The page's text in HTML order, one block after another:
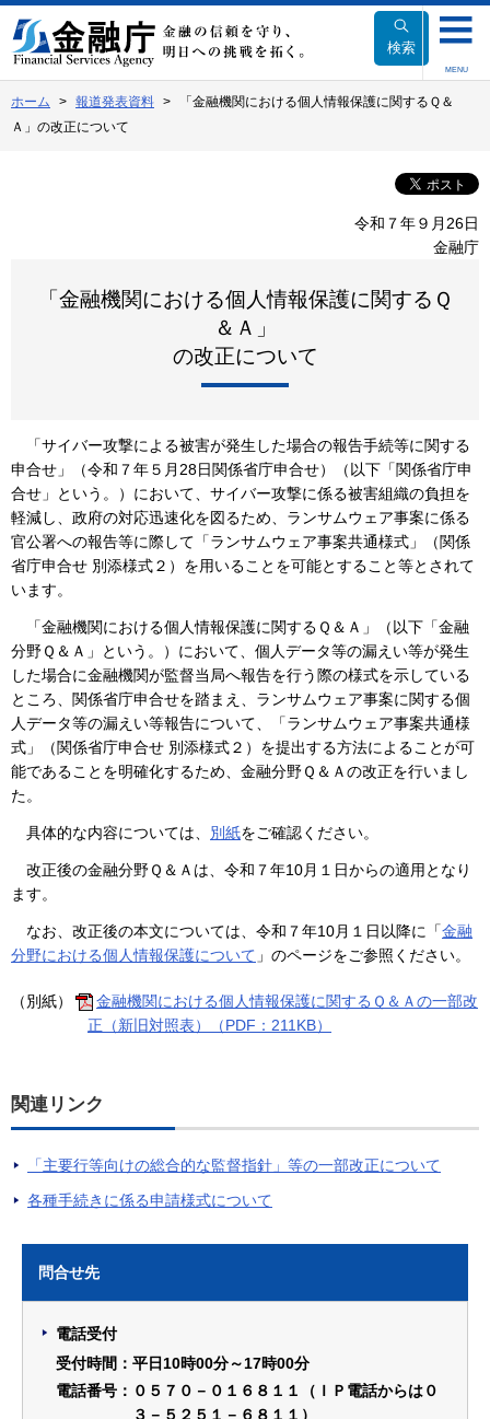
文
へ
動
検索
MENU
ホーム 報道発表資料
「金融機関における個人情報保護に関するＱ＆
Ａ」の改正について
令和７年９月26日
金融庁
「金融機関における個人情報保護に関するＱ
＆Ａ」
の改正について
「サイバー攻撃による被害が発生した場合の報告手続等に関する
申合せ」（令和７年５月28日関係省庁申合せ）（以下「関係省庁申
合せ」という。）において、サイバー攻撃に係る被害組織の負担を
軽減し、政府の対応迅速化を図るため、ランサムウェア事案に係る
官公署への報告等に際して「ランサムウェア事案共通様式」（関係
省庁申合せ 別添様式２）を用いることを可能とすること等とされて
います。
「金融機関における個人情報保護に関するＱ＆Ａ」（以下「金融
分野Ｑ＆Ａ」という。）において、個人データ等の漏えい等が発生
した場合に金融機関が監督当局へ報告を行う際の様式を示している
ところ、関係省庁申合せを踏まえ、ランサムウェア事案に関する個
人データ等の漏えい等報告について、「ランサムウェア事案共通様
式」（関係省庁申合せ 別添様式２）を提出する方法によることが可
能であることを明確化するため、金融分野Ｑ＆Ａの改正を行いまし
た。
具体的な内容については、 別紙をご確認ください。
改正後の金融分野Ｑ＆Ａは、令和７年10月１日からの適用となり
ます。
なお、改正後の本文については、令和７年10月１日以降に「金融
分野における個人情報保護について 」のページをご参照ください。
（別紙）
金融機関における個人情報保護に関するＱ＆Ａの一部改
正（新旧対照表）（PDF：211KB）
関連リンク
「主要行等向けの総合的な監督指針」等の一部改正について
各種手続きに係る申請様式について
問合せ先
電話受付
受付時間：平日10時00分～17時00分
電話番号：０５７０－０１６８１１（ＩＰ電話からは０
３－５２５１－６８１１）